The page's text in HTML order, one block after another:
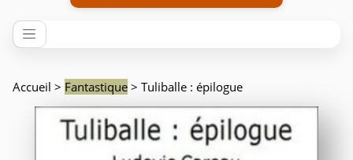
Accueil > Fantastique > Tuliballe : épilogue